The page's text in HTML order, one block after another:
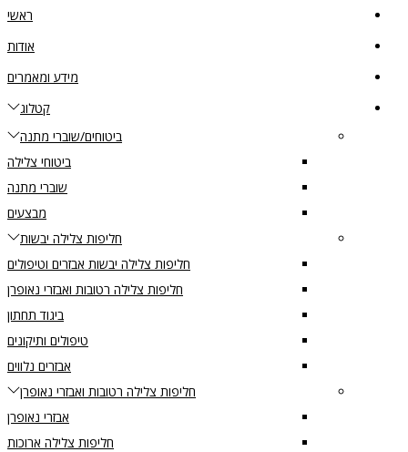
ראשי
אודות
מידע ומאמרים
קטלוג
ביטוחים/שוברי מתנה
ביטוחי צלילה
שוברי מתנה
מבצעים
חליפות צלילה יבשות
חליפות צלילה יבשות אבזרים וטיפולים
חליפות צלילה רטובות ואבזרי נאופרן
ביגוד תחתון
טיפולים ותיקונים
אבזרים נלווים
חליפות צלילה רטובות ואבזרי נאופרן
אבזרי נאופרן
חליפות צלילה ארוכות